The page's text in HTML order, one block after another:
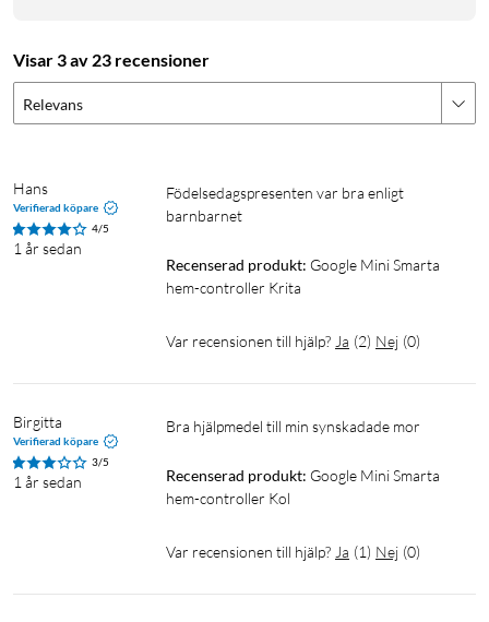
Google home mini generation 2
Visar 3 av 23 recensioner
Relevans
Hans
Verifierad köpare
4/5
1 år sedan
Födelsedagspresenten var bra enligt
barnbarnet
Recenserad produkt: Google Mini Smarta
hem-controller Krita
Var recensionen till hjälp? Ja (2) Nej (0)
Birgitta
Verifierad köpare
3/5
1 år sedan
Bra hjälpmedel till min synskadade mor
Recenserad produkt: Google Mini Smarta
hem-controller Kol
Var recensionen till hjälp? Ja (1) Nej (0)